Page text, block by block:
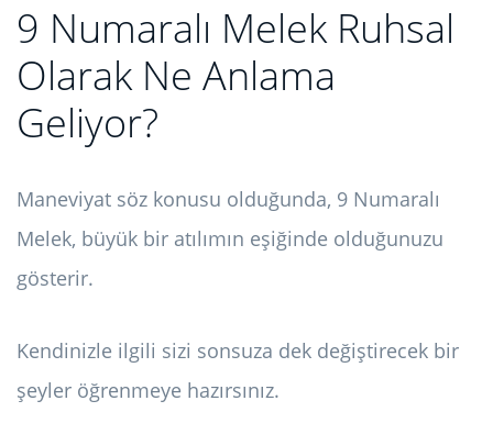
9 Numaralı Melek Ruhsal
Olarak Ne Anlama
Geliyor?
Maneviyat söz konusu olduğunda, 9 Numaralı
Melek, büyük bir atılımın eşiğinde olduğunuzu
gösterir.
Kendinizle ilgili sizi sonsuza dek değiştirecek bir
şeyler öğrenmeye hazırsınız.